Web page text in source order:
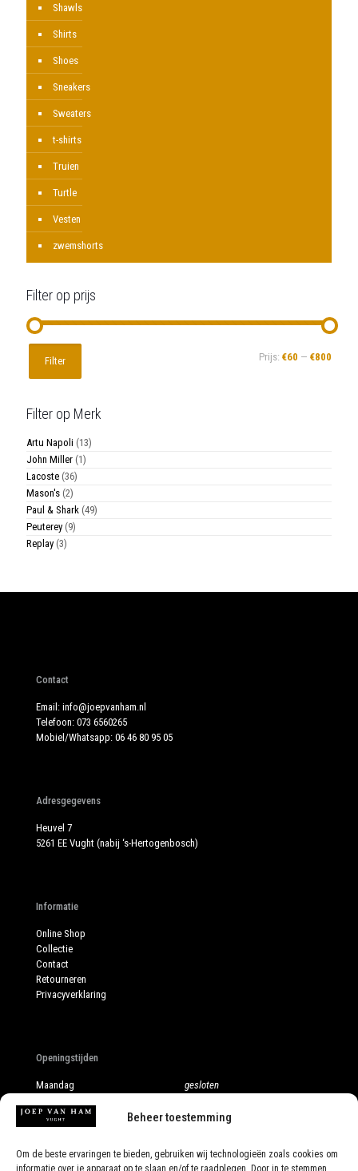
Beheer toestemming
Om de beste ervaringen te bieden, gebruiken wij technologieën zoals cookies om
informatie over je apparaat op te slaan en/of te raadplegen. Door in te stemmen
Shawls
Shirts
Shoes
Sneakers
Sweaters
t-shirts
Truien
Turtle
Vesten
zwemshorts
Filter op prijs
Min.
Max.
Filter Prijs: €60 — €800
Filter op Merk
Artu Napoli (13)
John Miller (1)
Lacoste (36)
Mason's (2)
Paul & Shark (49)
Peuterey (9)
Replay (3)
Contact
Email: info@joepvanham.nl
Telefoon: 073 6560265
Mobiel/Whatsapp: 06 46 80 95 05
Adresgegevens
Heuvel 7
5261 EE Vught (nabij ‘s-Hertogenbosch)
Informatie
Online Shop
Collectie
Contact
Retourneren
Privacyverklaring
Openingstijden
Maandag
Woensdag
Donderdag
Zaterdag
gesloten
10:00 - 17:30
10:00 - 17:00